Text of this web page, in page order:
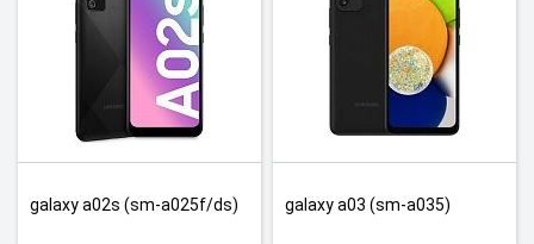
galaxy a02s (sm-a025f/ds) galaxy a03 (sm-a035)